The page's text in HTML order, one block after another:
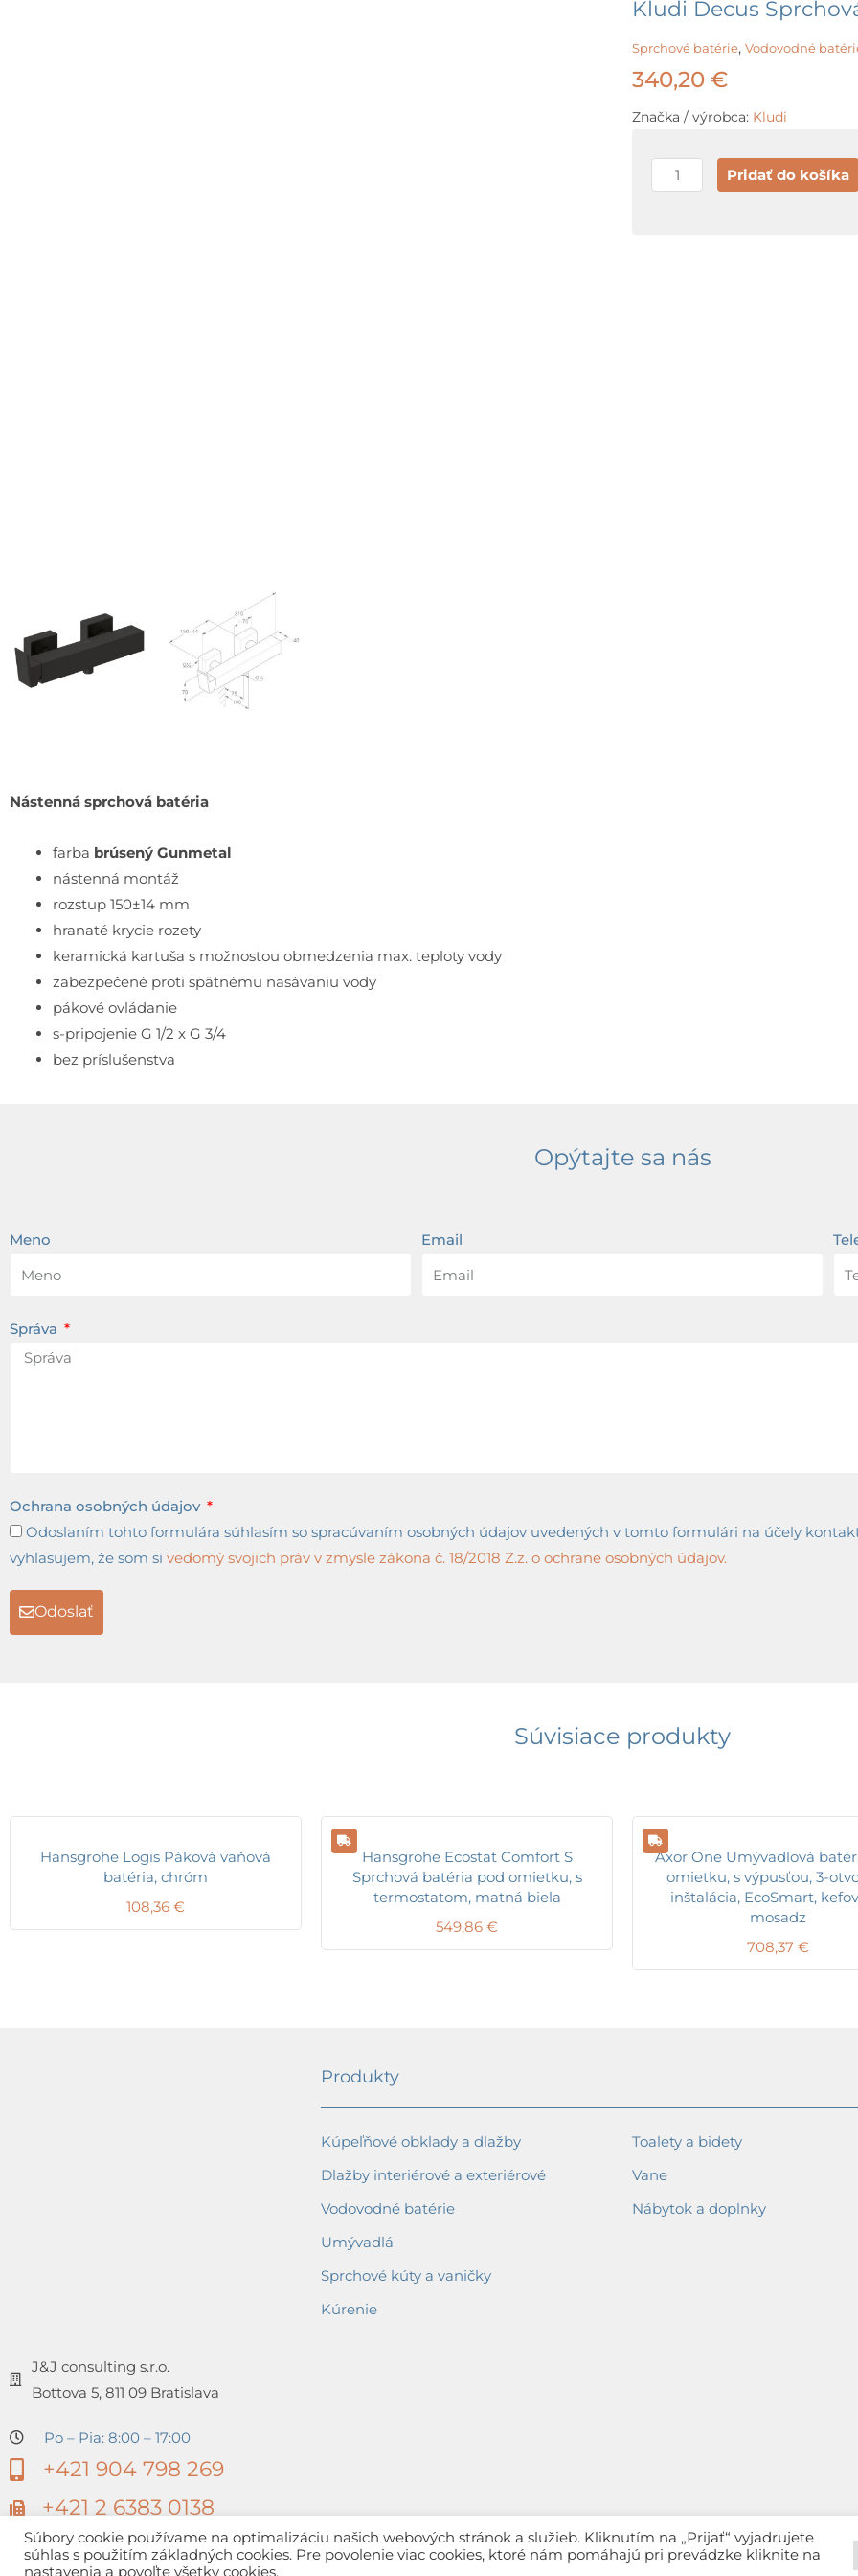
Kludi Decus
Sprchové batérie, Vodovodné
340,20 €
Značka / výrobca: Kludi
množstvo
Kludi
Pridať do košíka
Nástenná sprchová batéria
farba brúsený Gunmetal
nástenná montáž
rozstup 150±14 mm
hranaté krycie rozety
keramická kartuša s možnosťou obmedzenia max. teploty vody
zabezpečené proti spätnému nasávaniu vody
pákové ovládanie
s-pripojenie G 1/2 x G 3/4
bez príslušenstva
Opýtajte sa nás
Meno Email
Správa
Ochrana osobných údajov
Odoslaním tohto formulára súhlasím so spracúvaním osobných údajov uvedených v tomto formulári na účely
vyhlasujem, že som si vedomý svojich práv v zmysle zákona č. 18/2018 Z.z. o ochrane osobných údajov.
Odoslať
Súvisiace produkty
Hansgrohe Logis Páková vaňová
batéria, chróm
108,36 €
Hansgrohe Ecostat Comfort S
Sprchová batéria pod omietku, s
termostatom, matná biela
549,86 €
Axor One Umývadlová
omietku, s výpusťou, 3-
inštalácia, EcoSmart,
mosadz
708,37 €
J&J consulting s.r.o.
Bottova 5, 811 09 Bratislava
Po – Pia: 8:00 – 17:00
+421 904 798 269
+421 2 6383 0138
Produkty
Kúpeľňové obklady a dlažby
Dlažby interiérové a exteriérové
Vodovodné batérie
Umývadlá
Sprchové kúty a vaničky
Kúrenie
Toalety a bidety
Vane
Nábytok a doplnky
Súbory cookie používame na optimalizáciu našich webových stránok a služieb. Kliknutím na „Prijať“ vyjadrujete
súhlas s použitím základných cookies. Pre povolenie viac cookies, ktoré nám pomáhajú pri prevádzke kliknite na
nastavenia a povoľte všetky cookies.